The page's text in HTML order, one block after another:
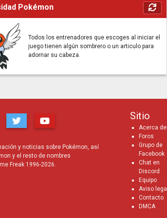
Pokémon
Todos los entrenadores que escoges al iniciar el
juego tienen algún sombrero o un articulo para
adornar su cabeza.
y noticias sobre Pokémon, así
y el resto de nombres
Freak 1996-2026.
Sitio
Acerca de
Foros
Grupo de
Facebook
Chat en
Discord
Equipo
Aviso legal
Contacto
DMCA